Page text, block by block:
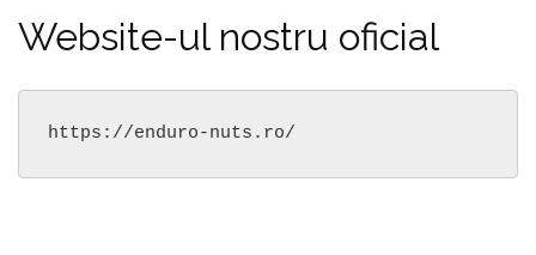
Website-ul nostru oficial
https://enduro-nuts.ro/